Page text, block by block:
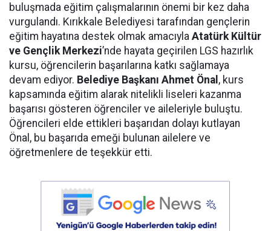
buluşmada eğitim çalışmalarının önemi bir kez daha
vurgulandı. Kırıkkale Belediyesi tarafından gençlerin
eğitim hayatına destek olmak amacıyla Atatürk Kültür
ve Gençlik Merkezi’nde hayata geçirilen LGS hazırlık
kursu, öğrencilerin başarılarına katkı sağlamaya
devam ediyor. Belediye Başkanı Ahmet Önal , kurs
kapsamında eğitim alarak nitelikli liseleri kazanma
başarısı gösteren öğrenciler ve aileleriyle buluştu.
Öğrencileri elde ettikleri başarıdan dolayı kutlayan
Önal, bu başarıda emeği bulunan ailelere ve
öğretmenlere de teşekkür etti.